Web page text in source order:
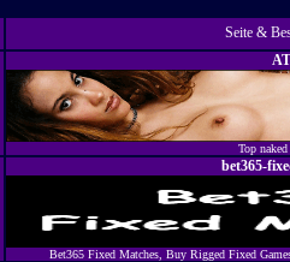
Seite &
Top
bet365-
Bet365 Fixed Matches, Buy Rigged Fixed